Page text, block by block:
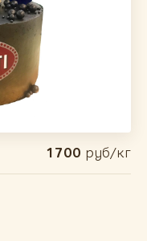
1700 руб/кг